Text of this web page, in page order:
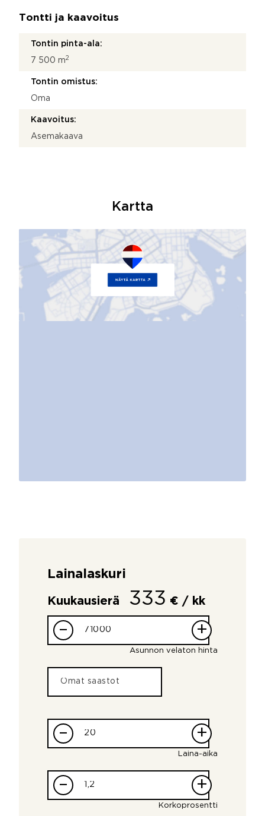
Tontti ja kaavoitus
Tontin pinta-ala:
7 500 m2
Tontin omistus:
Oma
Kaavoitus:
Asemakaava
Kartta
Lainalaskuri
Kuukausierä 333 € / kk
– +
Asunnon velaton hinta
– +
Laina-aika
– +
Korkoprosentti